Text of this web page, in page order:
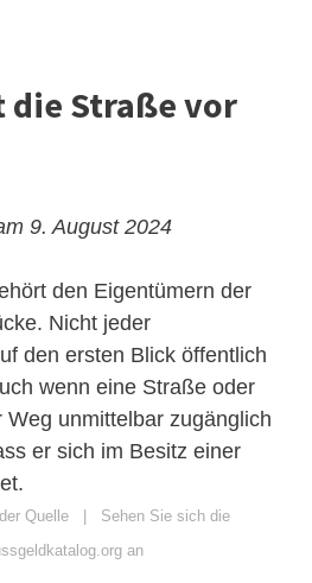
die Straße vor
9. August 2024
den Eigentümern der
Nicht jeder
den ersten Blick öffentlich
wenn eine Straße oder
unmittelbar zugänglich
er sich im Besitz einer
Quelle
Sehen Sie sich die
an